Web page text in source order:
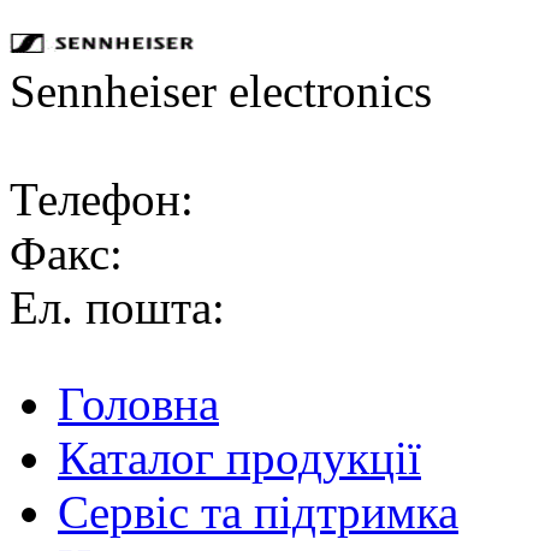
Sennheiser electronics
Телефон:
Факс:
Ел. пошта:
Головна
Каталог продукції
Сервіс та підтримка